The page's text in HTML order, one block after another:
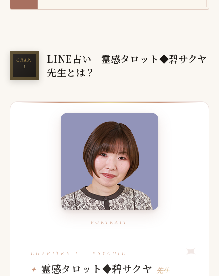
LINE占い - 霊感タロット◆碧サクヤ
先生とは？
霊感タロット◆碧サクヤ 先生